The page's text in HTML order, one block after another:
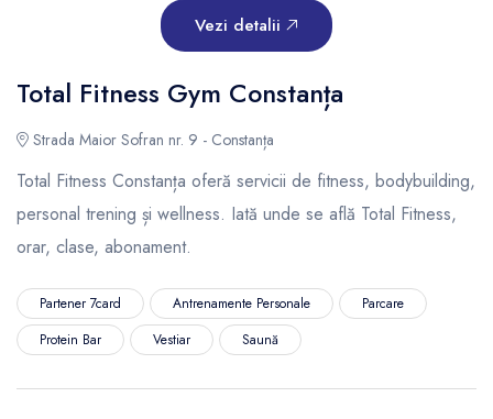
Vezi detalii
Total Fitness Gym Constanța
Strada Maior Sofran nr. 9 - Constanța
Total Fitness Constanța oferă servicii de fitness, bodybuilding,
personal trening și wellness. Iată unde se află Total Fitness,
orar, clase, abonament.
Partener 7card Antrenamente Personale
Parcare
Protein Bar
Vestiar Saună